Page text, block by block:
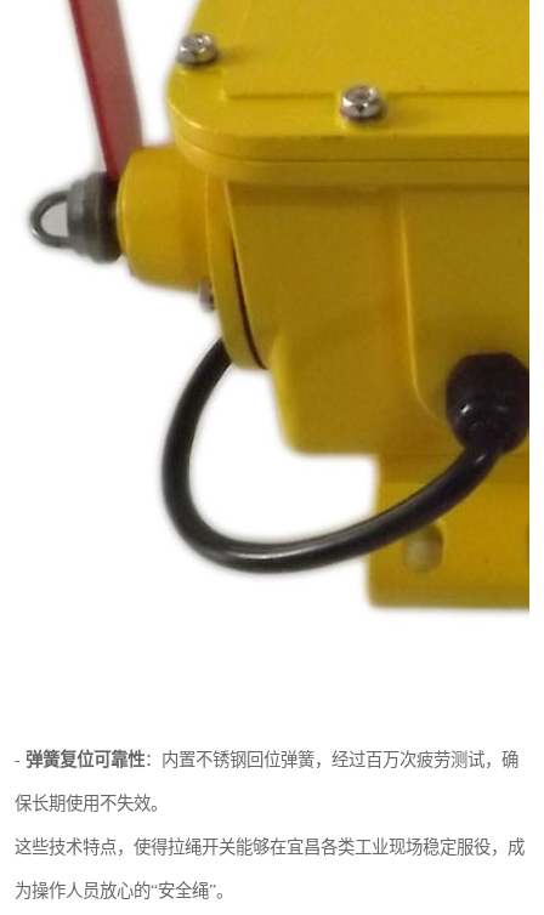
- 弹簧复位可靠性：内置不锈钢回位弹簧，经过百万次疲劳测试，确
保长期使用不失效。
这些技术特点，使得拉绳开关能够在宜昌各类工业现场稳定服役，成
为操作人员放心的“安全绳”。